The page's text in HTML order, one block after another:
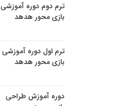
ترم دوم دوره آموزشی
بازی محور هدهد
ترم اول دوره آموزشی
بازی محور هدهد
دوره آموزش طراحی